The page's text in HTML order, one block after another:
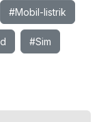
#Mobil-listrik
#Sim